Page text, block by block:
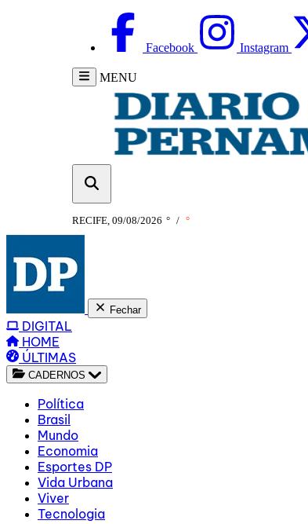
Facebook Instagram
MENU
RECIFE, 09/08/2026 ° / °
Fechar
DIGITAL
HOME
ÚLTIMAS
CADERNOS
Política
Brasil
Mundo
Economia
Esportes DP
Vida Urbana
Viver
Tecnologia